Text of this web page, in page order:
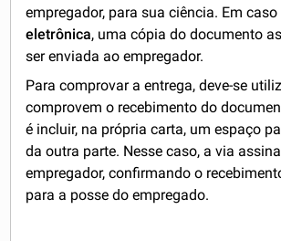
empregador, para sua ciência. Em
eletrônica, uma cópia do documento
ser enviada ao empregador.
Para comprovar a entrega, deve-se
comprovem o recebimento do
é incluir, na própria carta, um espaço
da outra parte. Nesse caso, a via
empregador, confirmando o
para a posse do empregado.